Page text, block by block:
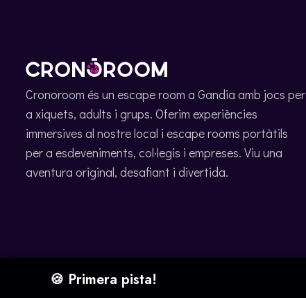
Cronoroom és un escape room a Gandia amb jocs per
a xiquets, adults i grups. Oferim experiències
immersives al nostre local i escape rooms portàtils
per a esdeveniments, col·legis i empreses. Viu una
aventura original, desafiant i divertida.
🍪 Primera pista!